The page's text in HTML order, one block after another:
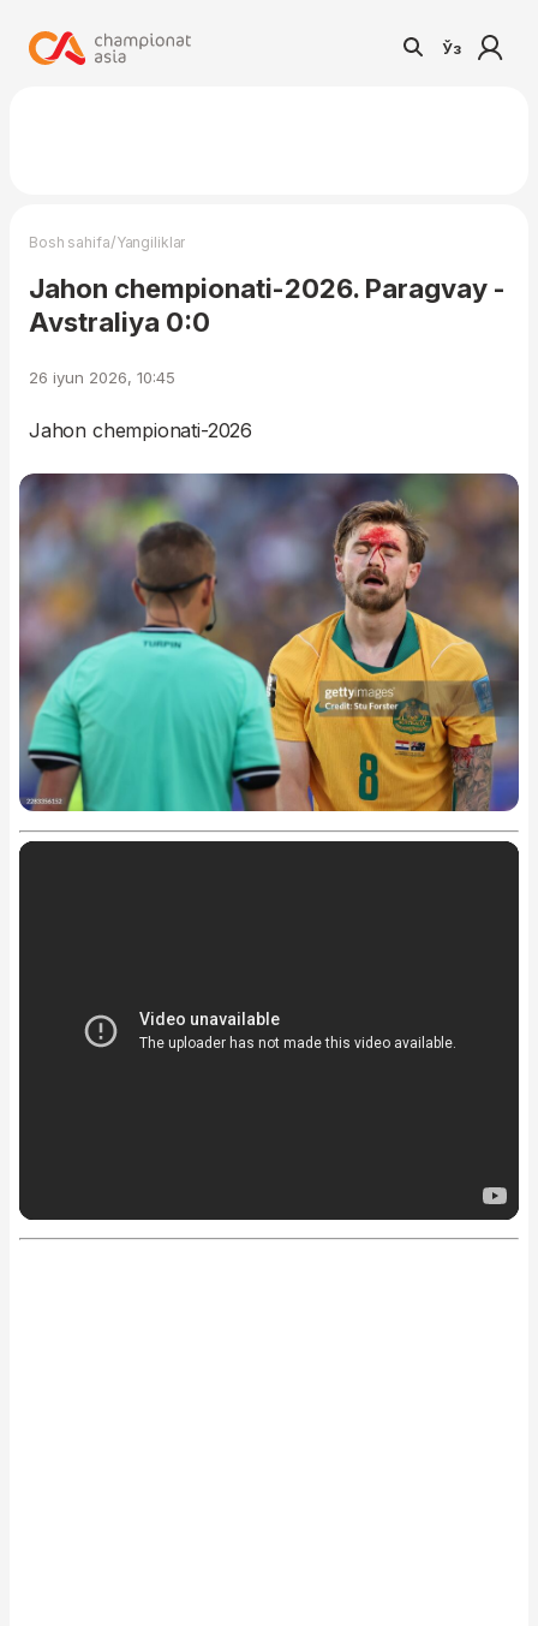
Ўз
Bosh sahifa/Yangiliklar
Jahon chempionati-2026. Paragvay -
Avstraliya 0:0
26 iyun 2026, 10:45
Jahon chempionati-2026